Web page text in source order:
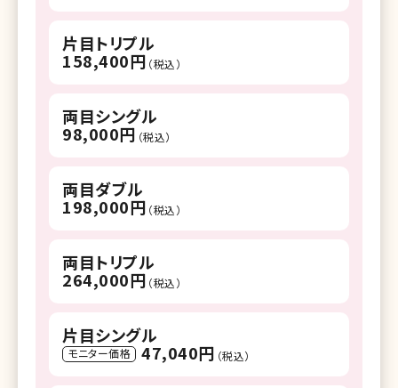
片目トリプル
158,400円 （税込）
両目シングル
98,000円 （税込）
両目ダブル
198,000円 （税込）
両目トリプル
264,000円 （税込）
片目シングル
モニター価格 47,040円 （税込）